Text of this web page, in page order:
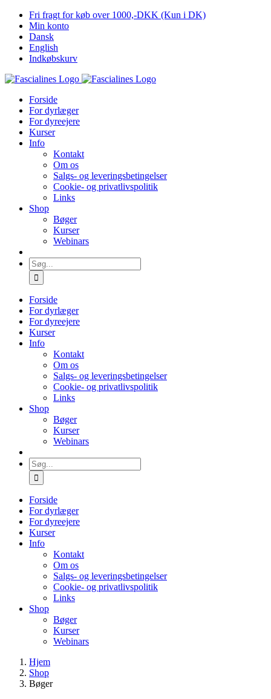
Skip
content
Fri fragt for køb over 1000,-DKK (Kun i DK)
Min konto
Dansk
English
Indkøbskurv
Forside
For dyrlæger
For dyreejere
Kurser
Info
Kontakt
Om os
Salgs- og leveringsbetingelser
Cookie- og privatlivspolitik
Links
Shop
Bøger
Kurser
Webinars
Søg
efter:
Forside
For dyrlæger
For dyreejere
Kurser
Info
Kontakt
Om os
Salgs- og leveringsbetingelser
Cookie- og privatlivspolitik
Links
Shop
Bøger
Kurser
Webinars
Søg
efter:
Forside
For dyrlæger
For dyreejere
Kurser
Info
Kontakt
Om os
Salgs- og leveringsbetingelser
Cookie- og privatlivspolitik
Links
Shop
Bøger
Kurser
Webinars
Hjem
Shop
Bøger